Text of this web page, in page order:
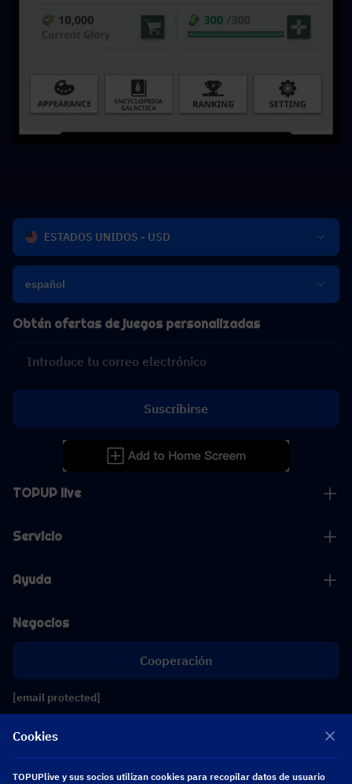
ESTADOS UNIDOS - USD
español
TOPUP live
Servicio
Ayuda
Negocios
Cooperación
[email protected]
Obtén ofertas de juegos personalizadas
Suscribirse
Cookies
TOPUPlive y sus socios utilizan cookies para recopilar datos de usuario